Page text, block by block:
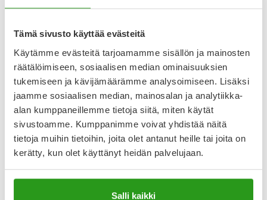
Tämä sivusto käyttää evästeitä
Käytämme evästeitä tarjoamamme sisällön ja mainosten
räätälöimiseen, sosiaalisen median ominaisuuksien
tukemiseen ja kävijämäärämme analysoimiseen. Lisäksi
jaamme sosiaalisen median, mainosalan ja analytiikka-
alan kumppaneillemme tietoja siitä, miten käytät
sivustoamme. Kumppanimme voivat yhdistää näitä
tietoja muihin tietoihin, joita olet antanut heille tai joita on
kerätty, kun olet käyttänyt heidän palvelujaan.
Salli kaikki
Varaa reseptilääke apteekkiin, maksa apteekissa
Katso kaikki OMNIC OCAS PARANOVA-tuotteet
YA-muistuttaja
Muistuttajan avulla pidät huolen, että tilaat tarvitsemasi
tuotteet ajoissa, eivätkä ne lopu kesken.
Lisää tuote muistuttajaan